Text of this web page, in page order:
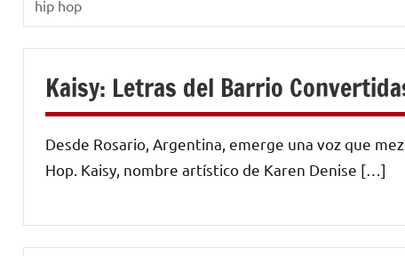
Kaisy: Letras del Barrio
Desde Rosario, Argentina, emerge una voz que
Hop. Kaisy, nombre artístico de Karen Denise […]